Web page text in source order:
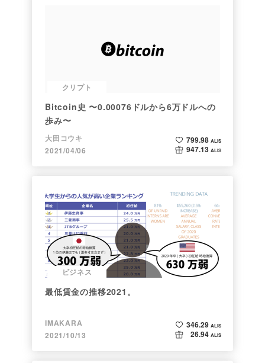
クリプト
Bitcoin史 〜0.00076ドルから6万ドルへの
歩み〜
大田コウキ
2021/04/06
799.98 ALIS
947.13 ALIS
ビジネス
最低賃金の推移2021。
IMAKARA
2021/10/13
346.29 ALIS
26.94 ALIS